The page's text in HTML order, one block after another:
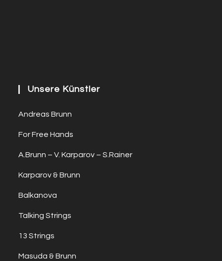
Unsere Künstler
Andreas Brunn
For Free Hands
A.Brunn – V. Karparov – S.Rainer
Karparov & Brunn
Balkanova
Talking Strings
13 Strings
Masuda & Brunn